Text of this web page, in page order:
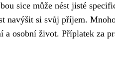
sice může nést jisté
navýšit si svůj příjem.
a osobní život. Příplatek za